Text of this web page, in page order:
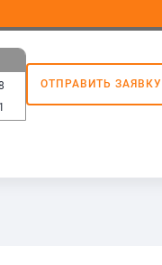
ОТПРАВИТЬ ЗАЯВКУ